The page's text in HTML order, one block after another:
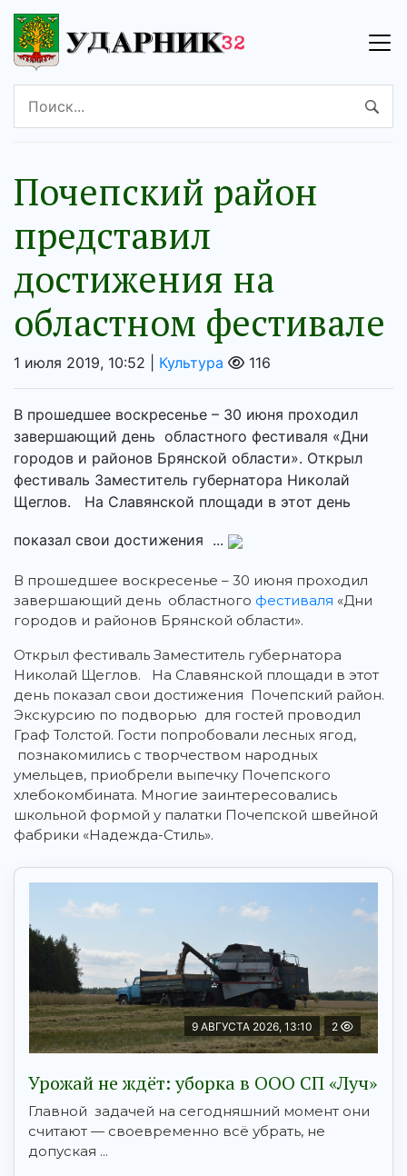
Почепский район
представил
достижения на
областном фестивале
1 июля 2019, 10:52 | Культура 116
В прошедшее воскресенье – 30 июня проходил
завершающий день областного фестиваля «Дни
городов и районов Брянской области». Открыл
фестиваль Заместитель губернатора Николай
Щеглов. На Славянской площади в этот день
показал свои достижения ...
В прошедшее воскресенье – 30 июня проходил
завершающий день областного фестиваля «Дни
городов и районов Брянской области».
Открыл фестиваль Заместитель губернатора
Николай Щеглов. На Славянской площади в этот
день показал свои достижения Почепский район.
Экскурсию по подворью для гостей проводил
Граф Толстой. Гости попробовали лесных ягод,
познакомились с творчеством народных
умельцев, приобрели выпечку Почепского
хлебокомбината. Многие заинтересовались
школьной формой у палатки Почепской швейной
фабрики «Надежда-Стиль».
9 АВГУСТА 2026, 13:10 2
Урожай не ждёт: уборка в ООО СП «Луч»
Главной задачей на сегодняшний момент они
считают — своевременно всё убрать, не
допуская ...